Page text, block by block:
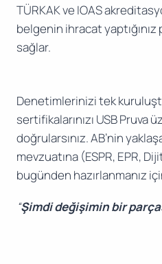
TÜRKAK ve IOAS
belgenin ihracat yaptığınız
sağlar.
Denetimlerinizi tek
sertifikalarınızı USB Pruva
doğrularsınız. AB’nin
mevzuatına (ESPR, EPR,
bugünden hazırlanmanız
“Şimdi değişimin bir